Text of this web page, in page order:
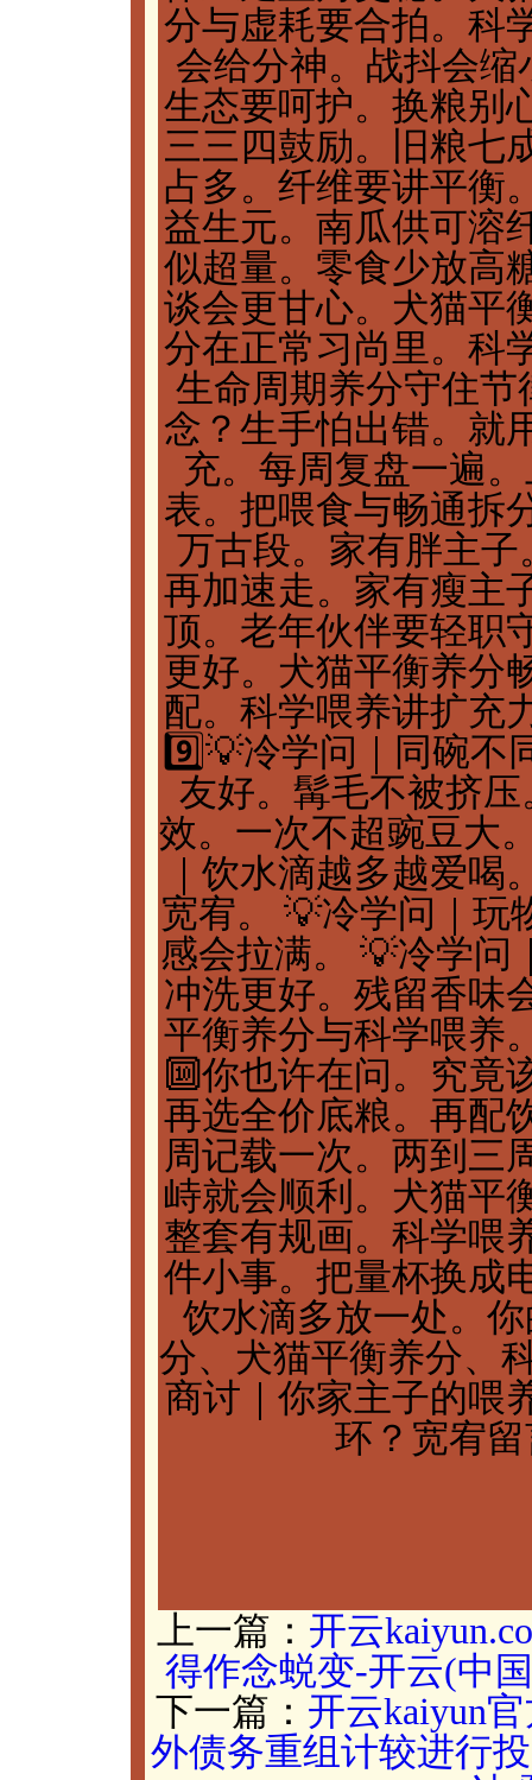
分与虚耗要合拍。科
会给分神。战抖会
生态要呵护。换粮别
三三四鼓励。旧粮七
占多。纤维要讲平衡
益生元。南瓜供可溶
似超量。零食少放高
谈会更甘心。犬猫平
分在正常习尚里。科
生命周期养分守住
念？生手怕出错。就
充。每周复盘一遍
表。把喂食与畅通拆
万古段。家有胖主
再加速走。家有瘦主
顶。老年伙伴要轻职
更好。犬猫平衡养分
配。科学喂养讲扩充
9️⃣💡冷学问｜同碗不
友好。髯毛不被挤
效。一次不超豌豆大
｜饮水滴越多越爱
宽宥。 💡冷学问｜玩
感会拉满。 💡冷学问
冲洗更好。残留香味
平衡养分与科学喂养
🔟你也许在问。究竟
再选全价底粮。再配
周记载一次。两到三
峙就会顺利。犬猫平
整套有规画。科学喂
件小事。把量杯换成
饮水滴多放一处。
分、犬猫平衡养分、
商讨｜你家主子的喂
环？宽宥
上一篇： 开云
得作念蜕变-开云(中
下一篇： 开云kaiyun
外债务重组计较进行